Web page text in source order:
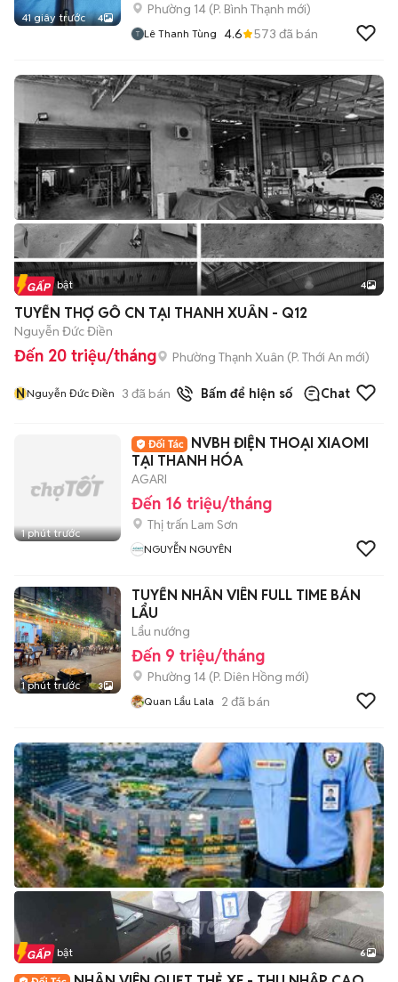
41 giây trước 4
Phường 14 (P. Bình Thạnh mới)
Lê Thanh Tùng 4.6 573 đã bán
Tin nổi bật 4
TUYỂN THỢ GỖ CN TẠI THANH XUÂN - Q12
Nguyễn Đức Điền
Đến 20 triệu/tháng Phường Thạnh Xuân (P. Thới An mới)
NNguyễn Đức Điền 3 đã bán Bấm để hiện số Chat
1 phút trước
NVBH ĐIỆN THOẠI XIAOMI
TẠI THANH HÓA
AGARI
Đến 16 triệu/tháng
Thị trấn Lam Sơn
NGUYỄN NGUYÊN
1 phút trước 3
TUYỂN NHÂN VIÊN FULL TIME BÁN
LẨU
Lẩu nướng
Đến 9 triệu/tháng
Phường 14 (P. Diên Hồng mới)
Quan Lẩu Lala 2 đã bán
+2
Tin nổi bật 6